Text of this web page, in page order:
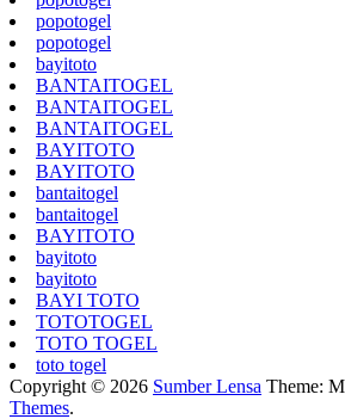
popotogel
popotogel
bayitoto
BANTAITOGEL
BANTAITOGEL
BANTAITOGEL
BAYITOTO
BAYITOTO
bantaitogel
bantaitogel
BAYITOTO
bayitoto
bayitoto
BAYI TOTO
TOTOTOGEL
TOTO TOGEL
toto togel
Copyright © 2026 Sumber Lensa Theme:
Themes.